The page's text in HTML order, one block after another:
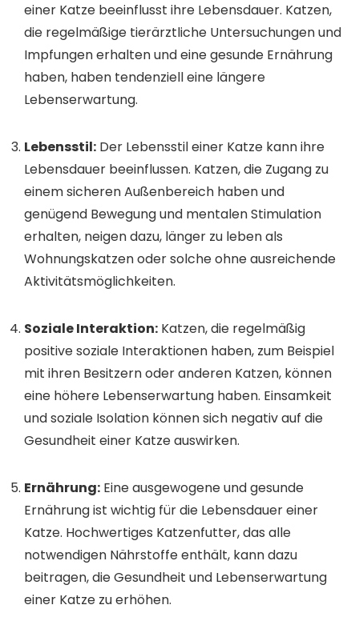
einer Katze beeinflusst ihre Lebensdauer. Katzen,
die regelmäßige tierärztliche Untersuchungen und
Impfungen erhalten und eine gesunde Ernährung
haben, haben tendenziell eine längere
Lebenserwartung.
Lebensstil: Der Lebensstil einer Katze kann ihre
Lebensdauer beeinflussen. Katzen, die Zugang zu
einem sicheren Außenbereich haben und
genügend Bewegung und mentalen Stimulation
erhalten, neigen dazu, länger zu leben als
Wohnungskatzen oder solche ohne ausreichende
Aktivitätsmöglichkeiten.
Soziale Interaktion: Katzen, die regelmäßig
positive soziale Interaktionen haben, zum Beispiel
mit ihren Besitzern oder anderen Katzen, können
eine höhere Lebenserwartung haben. Einsamkeit
und soziale Isolation können sich negativ auf die
Gesundheit einer Katze auswirken.
Ernährung: Eine ausgewogene und gesunde
Ernährung ist wichtig für die Lebensdauer einer
Katze. Hochwertiges Katzenfutter, das alle
notwendigen Nährstoffe enthält, kann dazu
beitragen, die Gesundheit und Lebenserwartung
einer Katze zu erhöhen.